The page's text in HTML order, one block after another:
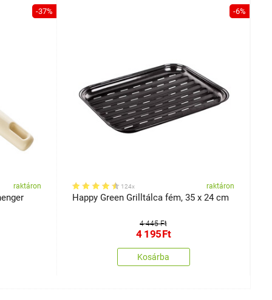
-37%
raktáron
-6%
124x raktáron
Happy Green Grilltálca fém, 35 x 24 cm
4 445 Ft
4 195Ft
Kosárba